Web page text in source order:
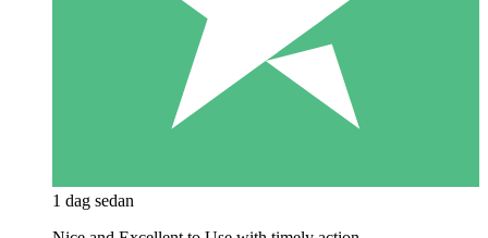
1 dag sedan